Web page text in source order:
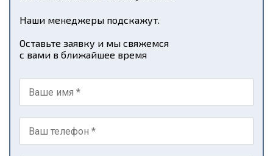
Наши менеджеры подскажут.
Оставьте заявку и мы свяжемся
с вами в ближайшее время